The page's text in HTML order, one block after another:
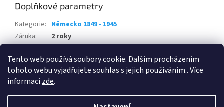
Tento web používá soubory cookie. Dalším procházením
tohoto webu vyjadřujete souhlas s jejich používáním.. Více
informacízde.
Doplňkové parametry
Kategorie: Německo 1849 - 1945
Záruka:
2 roky
Výrobce: Leuchtturm